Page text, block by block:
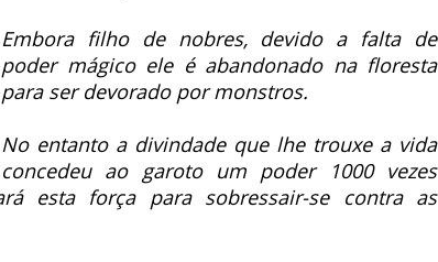
Embora filho de nobres, devido a falta de
poder mágico ele é abandonado na floresta
para ser devorado por monstros.
No entanto a divindade que lhe trouxe a vida
concedeu ao garoto um poder 1000 vezes
esta força para sobressair-se contra as